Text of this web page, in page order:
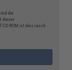
die
dieser
ROM ist dies rasch